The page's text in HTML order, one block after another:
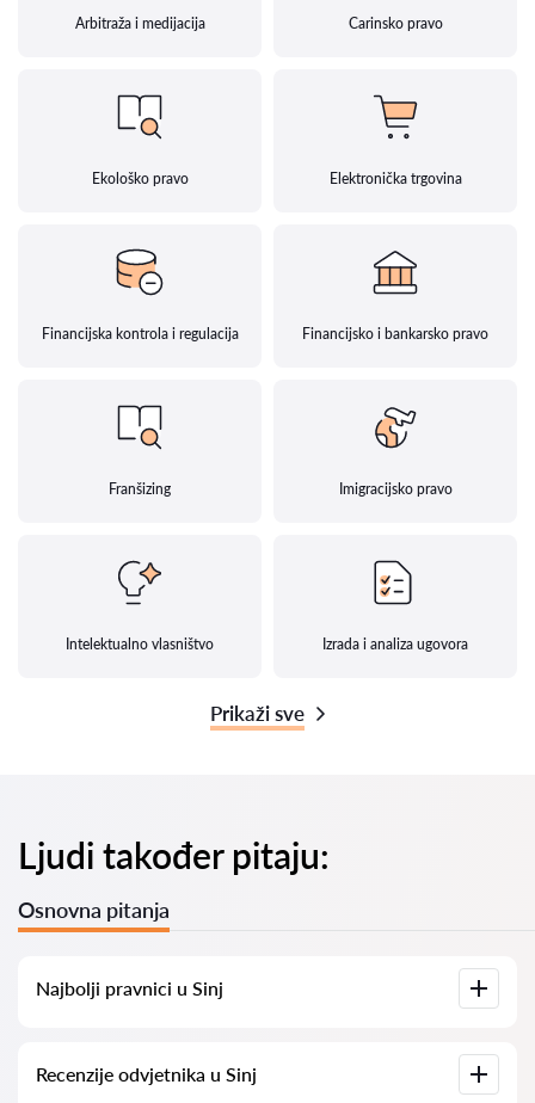
Arbitraža i medijacija Carinsko pravo
Ekološko pravo Elektronička trgovina
Financijska kontrola i regulacija Financijsko i bankarsko pravo
Franšizing Imigracijsko pravo
Intelektualno vlasništvo Izrada i analiza ugovora
Prikaži sve
Ljudi također pitaju:
Osnovna pitanja
Najbolji pravnici u Sinj
informacijama. Cijene, recenzije, telefonski brojevi i adrese.
Recenzije odvjetnika u Sinj